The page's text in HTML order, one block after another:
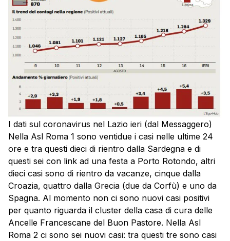
I dati sul coronavirus nel Lazio ieri (dal Messaggero)
Nella Asl Roma 1 sono ventidue i casi nelle ultime 24
ore e tra questi dieci di rientro dalla Sardegna e di
questi sei con link ad una festa a Porto Rotondo, altri
dieci casi sono di rientro da vacanze, cinque dalla
Croazia, quattro dalla Grecia (due da Corfù) e uno da
Spagna. Al momento non ci sono nuovi casi positivi
per quanto riguarda il cluster della casa di cura delle
Ancelle Francescane del Buon Pastore. Nella Asl
Roma 2 ci sono sei nuovi casi: tra questi tre sono casi